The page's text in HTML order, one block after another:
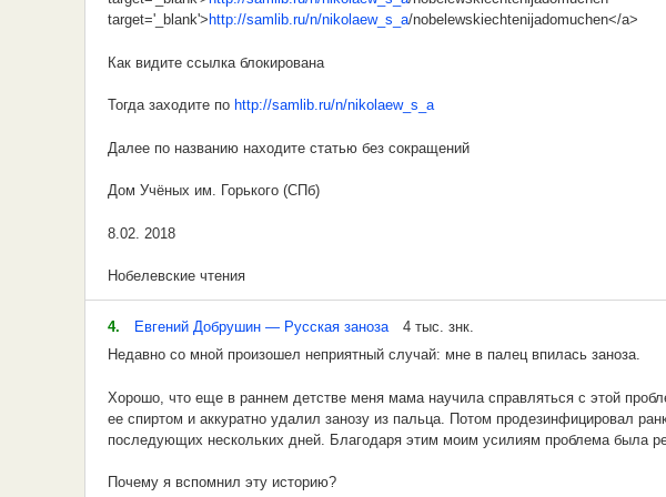
Впоследствии эксперимент был многократно воспроизведён Майкельсоном
Эксперимент оказал исключительно большое влияние на всё дальнейшее
дополнительным бременем на бюджет. Что делать?
Можно ли на чём-то сэкономить?????
Оказывается, экономить и не нужно, так как есть статьи расходов, от которых,
исследовательских установок токамак.
А также с исследованиями холодного, лазерного управляемого термоядерного
исследования, ошибочны, в том числе, связанные с ускорительной физикой и
установок.
2. Это статьи расходов, которые сопровождают множество проектов, связанных с
выбросами СО2.
1. Может ли термоядерный синтез быть управляемым?
target='_blank'> http://samlib.ru/n/nikolaew_s_a/nobelewskiechtenijadomuchen</a>
Как видите ссылка блокирована
Тогда заходите по http://samlib.ru/n/nikolaew_s_a
Далее по названию находите статью без сокращений
Дом Учёных им. Горького (СПб)
8.02. 2018
Нобелевские чтения
Замечания к Нобелевской премии 2017 года по физиологии и медицине
(Время выступления 13 мин.)
Нобелевская премия 2017 года по физиологии и медицине некорректна как по
Вот о сути я и хочу рассказать.
Согласно расплывчатому названию эта премия дана "за изучение молекулярных
4. Евгений Добрушин — Русская заноза 4 тыс. знк.
Недавно со мной произошел неприятный случай: мне в палец впилась заноза.
Хорошо, что еще в раннем детстве меня мама научила справляться с этой
ее спиртом и аккуратно удалил занозу из пальца. Потом продезинфицировал
последующих нескольких дней. Благодаря этим моим усилиям проблема была
Почему я вспомнил эту историю?